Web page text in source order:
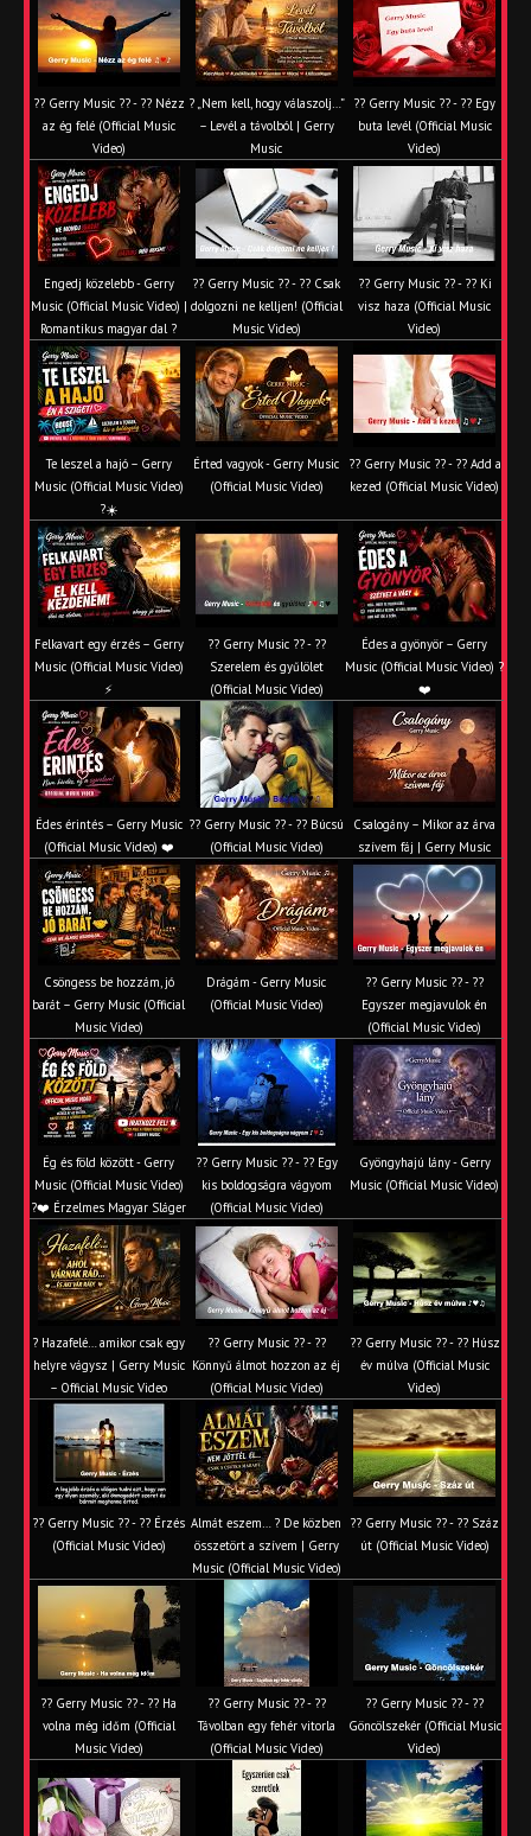
?? Gerry Music ?? - ?? Nézz
az ég felé (Official Music
Video)
? „Nem kell, hogy válaszolj…”
– Levél a távolból | Gerry
Music
?? Gerry Music ?? - ?? Egy
buta levél (Official Music
Video)
Engedj közelebb - Gerry
Music (Official Music Video) |
Romantikus magyar dal ?
?? Gerry Music ?? - ?? Csak
dolgozni ne kelljen! (Official
Music Video)
?? Gerry Music ?? - ?? Ki
visz haza (Official Music
Video)
Te leszel a hajó – Gerry
Music (Official Music Video)
?☀️
Érted vagyok - Gerry Music
(Official Music Video)
?? Gerry Music ?? - ?? Add a
kezed (Official Music Video)
Felkavart egy érzés – Gerry
Music (Official Music Video)
⚡
?? Gerry Music ?? - ??
Szerelem és gyűlölet
(Official Music Video)
Édes a gyönyör – Gerry
Music (Official Music Video) ?
❤️
Édes érintés – Gerry Music
(Official Music Video) ❤️
?? Gerry Music ?? - ?? Búcsú
(Official Music Video)
Csalogány – Mikor az árva
szívem fáj | Gerry Music
Csöngess be hozzám, jó
barát – Gerry Music (Official
Music Video)
Drágám - Gerry Music
(Official Music Video)
?? Gerry Music ?? - ??
Egyszer megjavulok én
(Official Music Video)
Ég és föld között - Gerry
Music (Official Music Video)
?❤️ Érzelmes Magyar Sláger
?? Gerry Music ?? - ?? Egy
kis boldogságra vágyom
(Official Music Video)
Gyöngyhajú lány - Gerry
Music (Official Music Video)
? Hazafelé… amikor csak egy
helyre vágysz | Gerry Music
– Official Music Video
?? Gerry Music ?? - ??
Könnyű álmot hozzon az éj
(Official Music Video)
?? Gerry Music ?? - ?? Húsz
év múlva (Official Music
Video)
?? Gerry Music ?? - ?? Érzés
(Official Music Video)
Almát eszem… ? De közben
összetört a szívem | Gerry
Music (Official Music Video)
?? Gerry Music ?? - ?? Száz
út (Official Music Video)
?? Gerry Music ?? - ?? Ha
volna még időm (Official
Music Video)
?? Gerry Music ?? - ??
Távolban egy fehér vitorla
(Official Music Video)
?? Gerry Music ?? - ??
Göncölszekér (Official Music
Video)